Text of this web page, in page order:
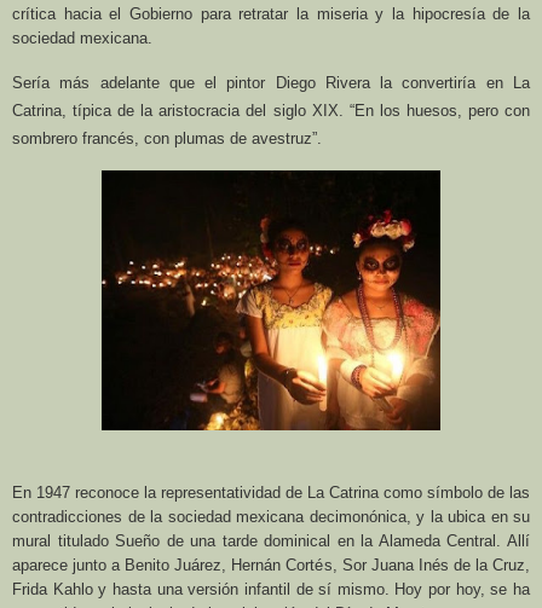
crítica hacia el Gobierno para retratar la miseria y la hipocresía de la
sociedad mexicana.
Sería más adelante que el pintor Diego Rivera la convertiría en La
Catrina, típica de la aristocracia del siglo XIX. “En los huesos, pero con
sombrero francés, con plumas de avestruz”.
En 1947 reconoce la representatividad de La Catrina como símbolo de las
contradicciones de la sociedad mexicana decimonónica, y la ubica en su
mural titulado Sueño de una tarde dominical en la Alameda Central. Allí
aparece junto a Benito Juárez, Hernán Cortés, Sor Juana Inés de la Cruz,
Frida Kahlo y hasta una versión infantil de sí mismo. Hoy por hoy, se ha